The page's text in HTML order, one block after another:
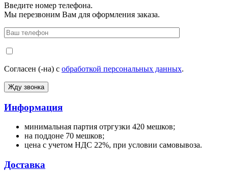
Введите номер телефона.
Мы перезвоним Вам для оформления заказа.
Согласен (-на) с обработкой персональных данных.
Информация
минимальная партия отргузки 420 мешков;
на поддоне 70 мешков;
цена с учетом НДС 22%, при условии самовывоза.
Доставка